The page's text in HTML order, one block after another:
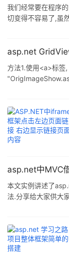
我们经常要在程序
切变得不容易了,虽
回传值用Frameset
IFRAME设定为按绝
asp.net
方法1.使用<a>标
asp.net中MVC
本文实例讲述了
法.分享给大家供大
name="form1&